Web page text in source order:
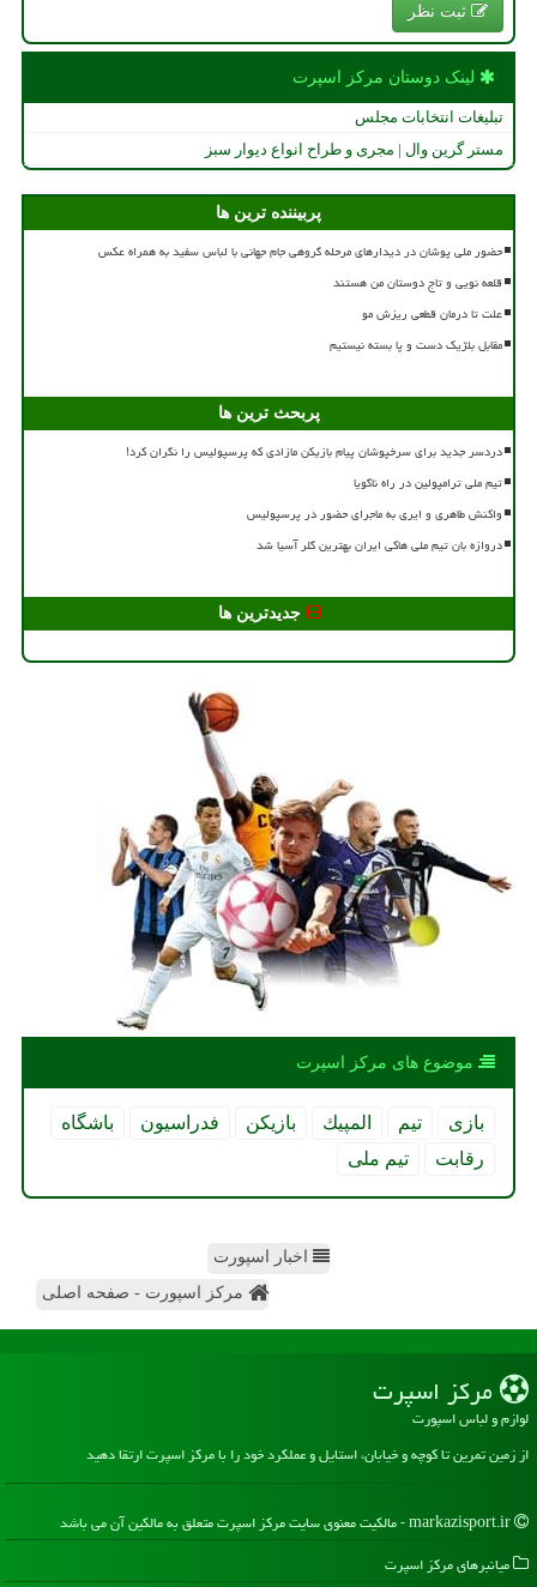
ثبت نظر
لینک دوستان مركز اسپرت
تبلیغات انتخابات مجلس
مستر گرین وال | مجری و طراح انواع دیوار سبز
پربیننده ترین ها
حضور ملی پوشان در دیدارهای مرحله گروهی جام جهانی با لباس سفید به همراه عکس
قلعه نویی و تاج دوستان من هستند
علت تا درمان قطعی ریزش مو
مقابل بلژیک دست و پا بسته نیستیم
پربحث ترین ها
دردسر جدید برای سرخپوشان پیام بازیکن مازادی که پرسپولیس را نگران کرد!
تیم ملی ترامپولین در راه ناگویا
واکنش طاهری و ایری به ماجرای حضور در پرسپولیس
دروازه بان تیم ملی هاکی ایران بهترین گلر آسیا شد
جدیدترین ها
موضوع های مركز اسپرت
بازی تیم المپیك بازیكن فدراسیون
باشگاه
رقابت
تیم ملی
اخبار اسپورت
مرکز اسپورت - صفحه اصلی
مركز اسپرت
لوازم و لباس اسپورت
از زمین تمرین تا کوچه و خیابان، استایل و عملکرد خود را با مرکز اسپرت ارتقا دهید
میانبرهای مركز اسپرت